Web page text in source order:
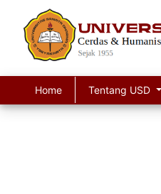
Home Tentang USD